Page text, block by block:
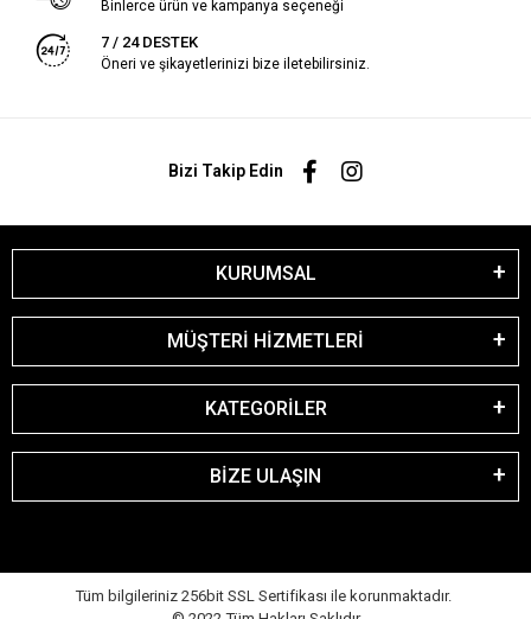
Binlerce ürün ve kampanya seçeneği
7 / 24 DESTEK
Öneri ve şikayetlerinizi bize iletebilirsiniz.
Bizi Takip Edin
KURUMSAL
MÜŞTERİ HİZMETLERİ
KATEGORİLER
BİZE ULAŞIN
Tüm bilgileriniz 256bit SSL Sertifikası ile korunmaktadır.